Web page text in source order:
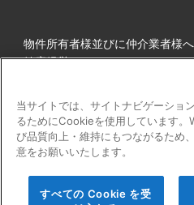
物件所有者様並びに仲介業者様へ
健康経営
プライバシーポリシー
障害者の表記について
よくある質問
当サイトでは、サイトナビゲーショ
るためにCookieを使用しています。
び品質向上・維持にもつながるため
意をお願いいたします。
すべての Cookie を受